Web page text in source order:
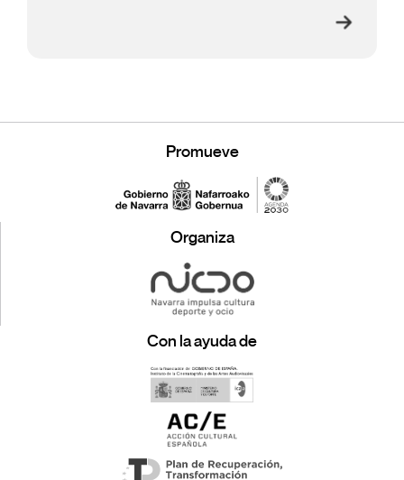
Promueve
Organiza
Con la ayuda de